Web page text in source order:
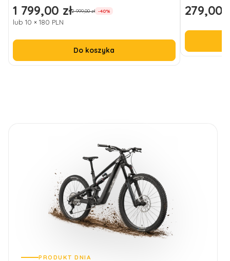
Cena promocyjna
1 799,00 zł2 999,00 zł -40%
lub 10 × 180 PLN
Do koszyka
Cena
279,00
PRODUKT DNIA